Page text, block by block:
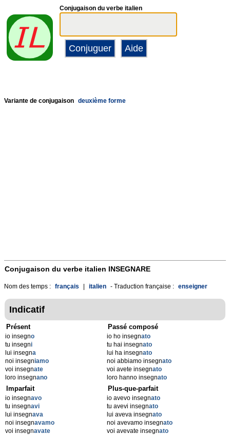
Conjugaison du verbe italien
Variante de conjugaison deuxième forme
Conjugaison du verbe italien INSEGNARE
Nom des temps : français italien - Traduction française : enseigner
Indicatif
Présent
io insegno
tu insegni
lui insegna
noi insegniamo
voi insegnate
loro insegnano
Passé composé
io ho insegnato
tu hai insegnato
lui ha insegnato
noi abbiamo insegnato
voi avete insegnato
loro hanno insegnato
Imparfait
io insegnavo
tu insegnavi
lui insegnava
noi insegnavamo
voi insegnavate
Plus-que-parfait
io avevo insegnato
tu avevi insegnato
lui aveva insegnato
noi avevamo insegnato
voi avevate insegnato